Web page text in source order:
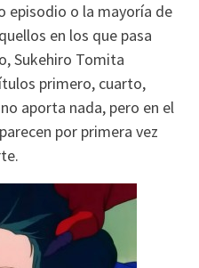
episodio o la mayoría de
en los que pasa
Sukehiro Tomita
primero, cuarto,
aporta nada, pero en el
por primera vez